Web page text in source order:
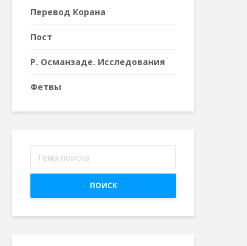
Перевод Корана
Пост
Р. Османзаде. Исследования
Фетвы
ПОИСК